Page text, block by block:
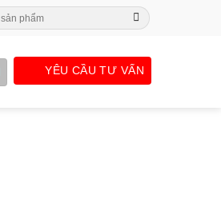
YÊU CẦU TƯ VẤN